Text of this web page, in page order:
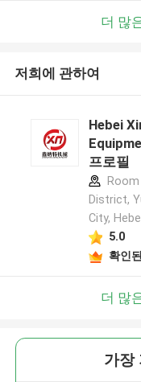
더 많
저희에 관하여
Hebei
프로필
District,
City,
5.0
확인
더 많
가장